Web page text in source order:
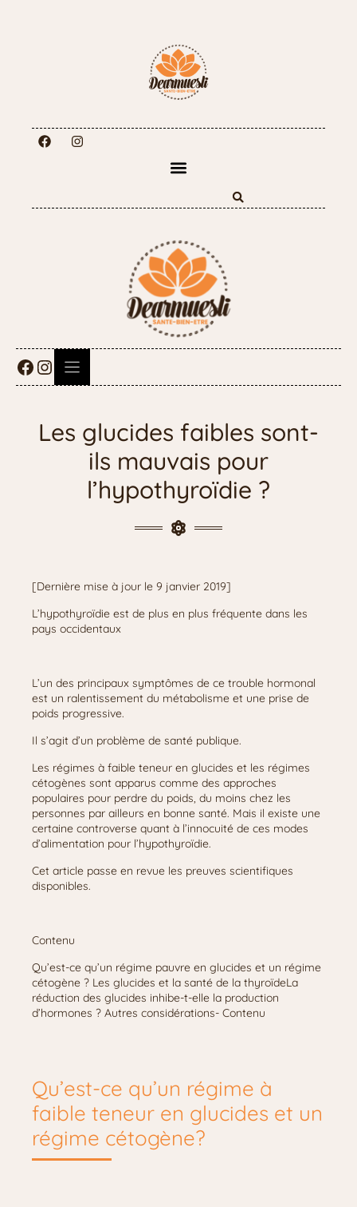
Les glucides faibles sont-
ils mauvais pour
l’hypothyroïdie ?
[Dernière mise à jour le 9 janvier 2019]
L’hypothyroïdie est de plus en plus fréquente dans les
pays occidentaux
L’un des principaux symptômes de ce trouble hormonal
est un ralentissement du métabolisme et une prise de
poids progressive.
Il s’agit d’un problème de santé publique.
Les régimes à faible teneur en glucides et les régimes
cétogènes sont apparus comme des approches
populaires pour perdre du poids, du moins chez les
personnes par ailleurs en bonne santé. Mais il existe une
certaine controverse quant à l’innocuité de ces modes
d’alimentation pour l’hypothyroïdie.
Cet article passe en revue les preuves scientifiques
disponibles.
Contenu
Qu’est-ce qu’un régime pauvre en glucides et un régime
cétogène ? Les glucides et la santé de la thyroïdeLa
réduction des glucides inhibe-t-elle la production
d’hormones ? Autres considérations- Contenu
Qu’est-ce qu’un régime à
faible teneur en glucides et un
régime cétogène?